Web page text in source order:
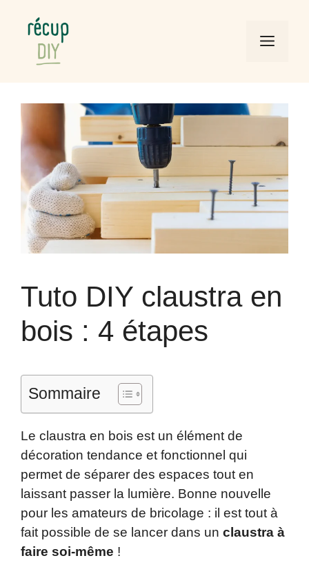
contenu
Tuto DIY claustra en
bois : 4 étapes
Sommaire
Le claustra en bois est un élément de
décoration tendance et fonctionnel qui
permet de séparer des espaces tout en
laissant passer la lumière. Bonne nouvelle
pour les amateurs de bricolage : il est tout à
fait possible de se lancer dans un claustra à
faire soi-même !